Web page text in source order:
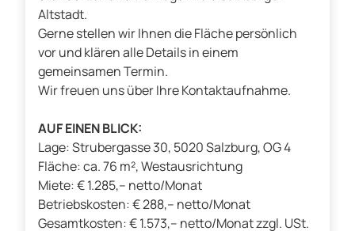
Altstadt.
Gerne stellen wir Ihnen die Fläche persönlich
vor und klären alle Details in einem
gemeinsamen Termin.
Wir freuen uns über Ihre Kontaktaufnahme.
AUF EINEN BLICK:
Lage: Strubergasse 30, 5020 Salzburg, OG 4
Fläche: ca. 76 m², Westausrichtung
Miete: € 1.285,– netto/Monat
Betriebskosten: € 288,– netto/Monat
Gesamtkosten: € 1.573,– netto/Monat zzgl. USt.